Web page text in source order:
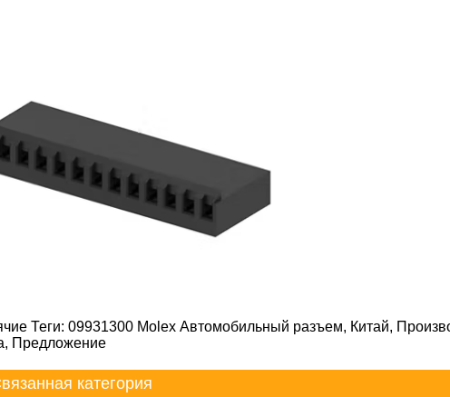
Теги: 09931300 Molex Автомобильный разъем, Китай,
Предложение
категория